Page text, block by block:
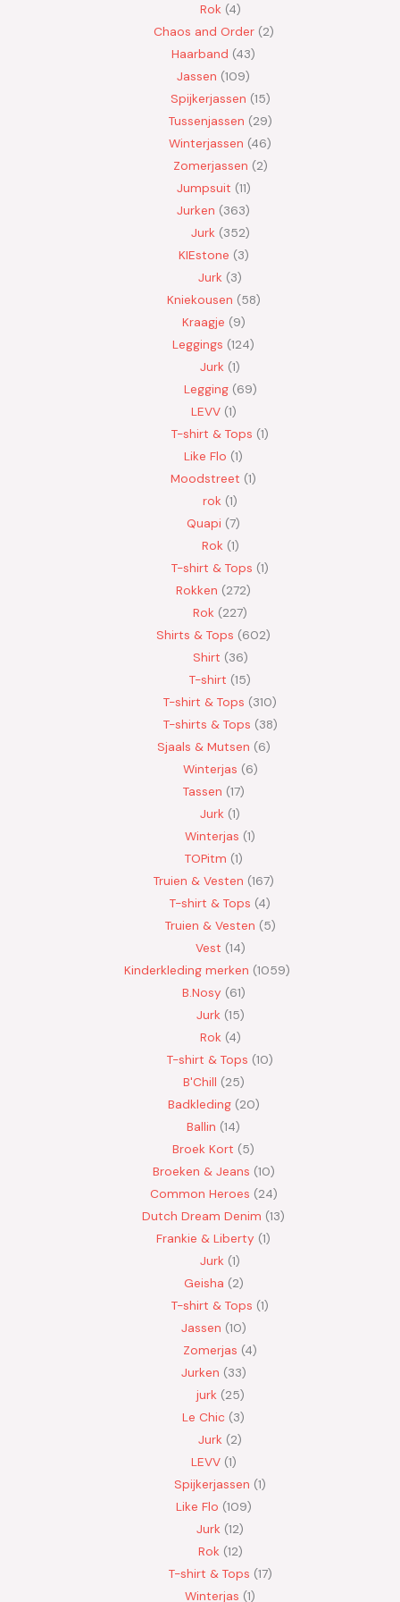
Rok 4
Chaos and Order 2
Haarband 43
Jassen 109
Spijkerjassen 15
Tussenjassen 29
Winterjassen 46
Zomerjassen 2
Jumpsuit 11
Jurken 363
Jurk 352
KIEstone 3
Jurk 3
Kniekousen 58
Kraagje 9
Leggings 124
Jurk 1
Legging 69
LEVV 1
T-shirt & Tops 1
Like Flo 1
Moodstreet 1
rok 1
Quapi 7
Rok 1
T-shirt & Tops 1
Rokken 272
Rok 227
Shirts & Tops 602
Shirt 36
T-shirt 15
T-shirt & Tops 310
T-shirts & Tops 38
Sjaals & Mutsen 6
Winterjas 6
Tassen 17
Jurk 1
Winterjas 1
TOPitm 1
Truien & Vesten 167
T-shirt & Tops 4
Truien & Vesten 5
Vest 14
Kinderkleding merken 1059
B.Nosy 61
Jurk 15
Rok 4
T-shirt & Tops 10
B'Chill 25
Badkleding 20
Ballin 14
Broek Kort 5
Broeken & Jeans 10
Common Heroes 24
Dutch Dream Denim 13
Frankie & Liberty 1
Jurk 1
Geisha 2
T-shirt & Tops 1
Jassen 10
Zomerjas 4
Jurken 33
jurk 25
Le Chic 3
Jurk 2
LEVV 1
Spijkerjassen 1
Like Flo 109
Jurk 12
Rok 12
T-shirt & Tops 17
Winterjas 1